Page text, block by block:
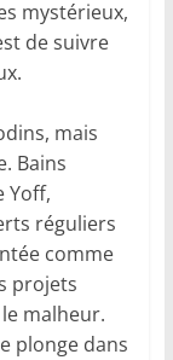
mystérieux,
de suivre
mais
Bains
Yoff,
réguliers
comme
projets
malheur.
plonge dans